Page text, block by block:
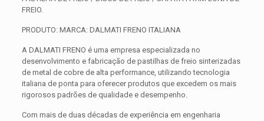
FREIO.
PRODUTO: MARCA: DALMATI FRENO ITALIANA
A DALMATI FRENO é uma empresa especializada no
desenvolvimento e fabricação de pastilhas de freio sinterizadas
de metal de cobre de alta performance, utilizando tecnologia
italiana de ponta para oferecer produtos que excedem os mais
rigorosos padrões de qualidade e desempenho.
Com mais de duas décadas de experiência em engenharia